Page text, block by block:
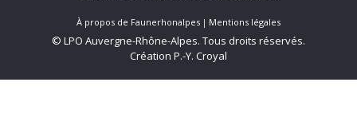
À propos de Faunerhonalpes Mentions légales
© LPO Auvergne-Rhône-Alpes. Tous droits réservés.
Création P.-Y. Croyal